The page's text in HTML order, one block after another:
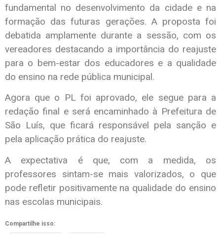
fundamental no desenvolvimento da cidade e na
formação das futuras gerações. A proposta foi
debatida amplamente durante a sessão, com os
vereadores destacando a importância do reajuste
para o bem-estar dos educadores e a qualidade
do ensino na rede pública municipal.
Agora que o PL foi aprovado, ele segue para a
redação final e será encaminhado à Prefeitura de
São Luís, que ficará responsável pela sanção e
pela aplicação prática do reajuste.
A expectativa é que, com a medida, os
professores sintam-se mais valorizados, o que
pode refletir positivamente na qualidade do ensino
nas escolas municipais.
Compartilhe isso: